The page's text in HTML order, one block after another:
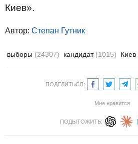
Киев».
Автор: Степан Гутник
выборы (24307) кандидат (1015) Киев
ПОДЕЛИТЬСЯ:
Мне нравится
ПОДЫТОЖИТЬ: